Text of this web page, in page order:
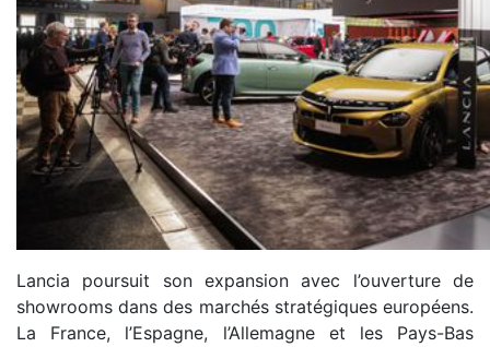
Lancia poursuit son expansion avec l’ouverture de
showrooms dans des marchés stratégiques européens.
La France, l’Espagne, l’Allemagne et les Pays-Bas